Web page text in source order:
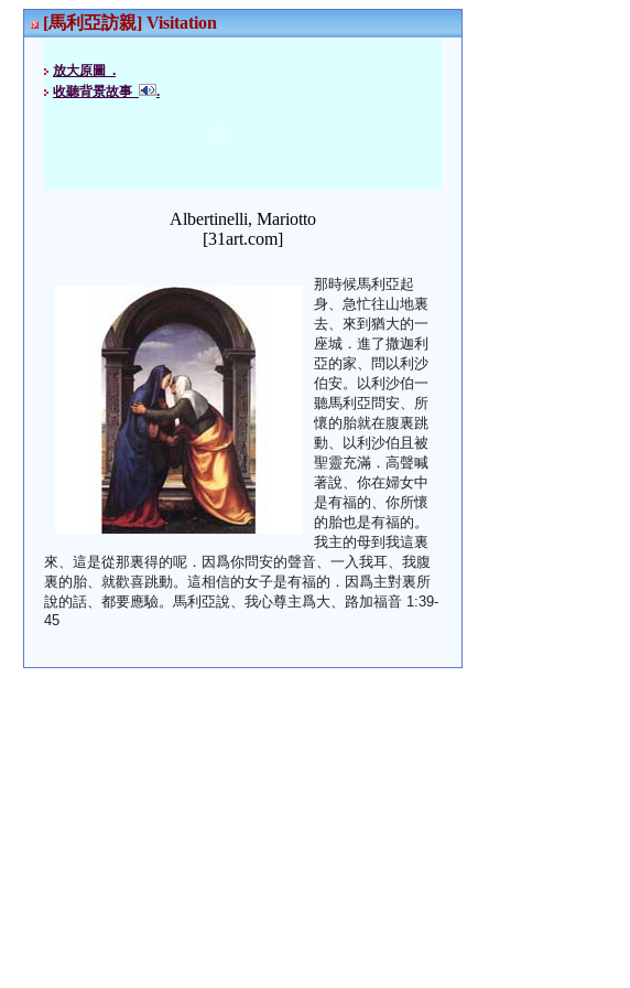
[馬利亞訪親] Visitation
放大原圖 .
收聽背景故事
.
Albertinelli, Mariotto
[31art.com]
那時候馬利亞起
身、急忙往山地裏
去、來到猶大的一
座城．進了撒迦利
亞的家、問以利沙
伯安。以利沙伯一
聽馬利亞問安、所
懷的胎就在腹裏跳
動、以利沙伯且被
聖靈充滿．高聲喊
著說、你在婦女中
是有福的、你所懷
的胎也是有福的。
我主的母到我這裏
來、這是從那裏得的呢．因爲你問安的聲音、一入我耳、我腹
裏的胎、就歡喜跳動。這相信的女子是有福的．因爲主對裏所
說的話、都要應驗。馬利亞說、我心尊主爲大、路加福音 1:39-
45